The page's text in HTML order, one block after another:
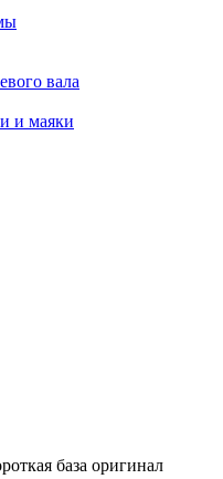
вала
и маяки
база оригинал